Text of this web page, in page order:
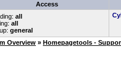
Access
all
all
general
Overview » Homepagetools -